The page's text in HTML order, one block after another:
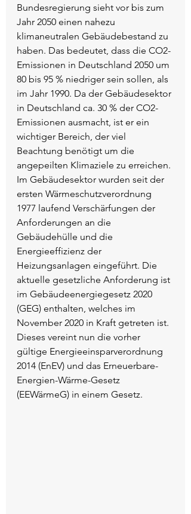
Bundesregierung sieht vor bis zum
Jahr 2050 einen nahezu
klimaneutralen Gebäudebestand zu
haben. Das bedeutet, dass die CO2-
Emissionen in Deutschland 2050 um
80 bis 95 % niedriger sein sollen, als
im Jahr 1990. Da der Gebäudesektor
in Deutschland ca. 30 % der CO2-
Emissionen ausmacht, ist er ein
wichtiger Bereich, der viel
Beachtung benötigt um die
angepeilten Klimaziele zu erreichen.
Im Gebäudesektor wurden seit der
ersten Wärmeschutzverordnung
1977 laufend Verschärfungen der
Anforderungen an die
Gebäudehülle und die
Energieeffizienz der
Heizungsanlagen eingeführt. Die
aktuelle gesetzliche Anforderung ist
im Gebäudeenergiegesetz 2020
(GEG) enthalten, welches im
November 2020 in Kraft getreten ist.
Dieses vereint nun die vorher
gültige Energieeinsparverordnung
2014 (EnEV) und das Erneuerbare-
Energien-Wärme-Gesetz
(EEWärmeG) in einem Gesetz.